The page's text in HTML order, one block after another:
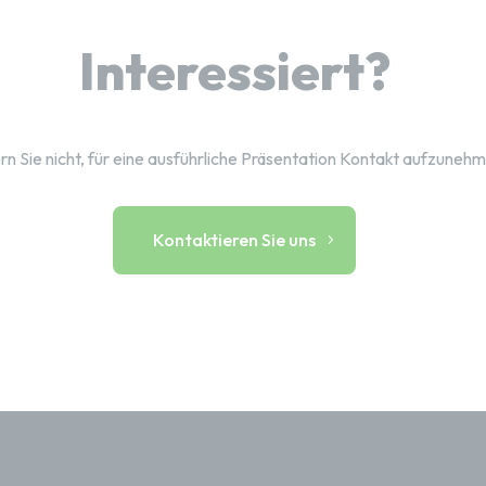
Interessiert?
Sie nicht, für eine ausführliche Präsentation Kontakt
Kontaktieren Sie uns